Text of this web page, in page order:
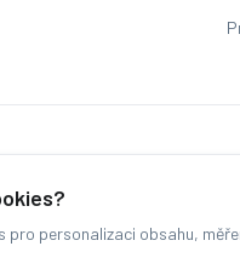
personalizaci obsahu,